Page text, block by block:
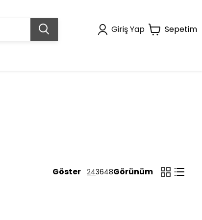
Giriş Yap Sepetim
Göster 243648Görünüm